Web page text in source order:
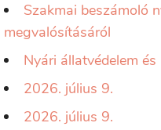
Szakmai beszámoló
megvalósításáról
Nyári állatvédelem
2026. július 9.
2026. július 9.